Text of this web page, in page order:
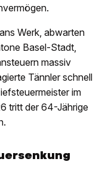
Werk, abwarten
Basel-Stadt,
massiv
Tännler schnell
im
tritt der 64-Jährige